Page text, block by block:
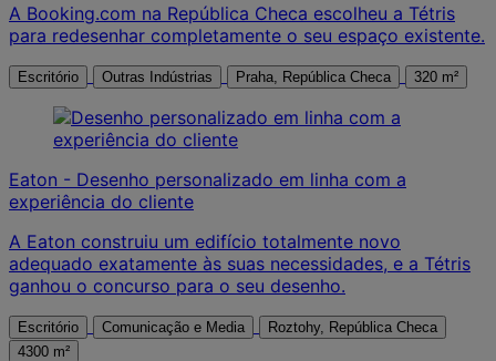
A Booking.com na República Checa escolheu a Tétris
para redesenhar completamente o seu espaço existente.
Escritório Outras Indústrias Praha, República Checa 320 m²
Eaton - Desenho personalizado em linha com a
experiência do cliente
A Eaton construiu um edifício totalmente novo
adequado exatamente às suas necessidades, e a Tétris
ganhou o concurso para o seu desenho.
Escritório Comunicação e Media
Roztohy, República Checa
4300 m²